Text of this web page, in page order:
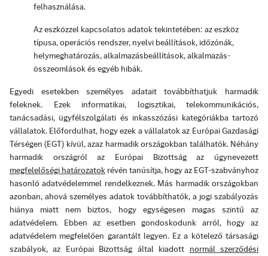
felhasználása.
Az eszközzel kapcsolatos adatok tekintetében: az eszköz
típusa, operációs rendszer, nyelvi beállítások, időzónák,
helymeghatározás, alkalmazásbeállítások, alkalmazás-
összeomlások és egyéb hibák.
Egyedi esetekben személyes adatait továbbíthatjuk harmadik
feleknek. Ezek informatikai, logisztikai, telekommunikációs,
tanácsadási, ügyfélszolgálati és inkasszózási kategóriákba tartozó
vállalatok. Előfordulhat, hogy ezek a vállalatok az Európai Gazdasági
Térségen (EGT) kívül, azaz harmadik országokban találhatók. Néhány
harmadik országról az Európai Bizottság az úgynevezett
megfelelőségi határozatok révén tanúsítja, hogy az EGT-szabványhoz
hasonló adatvédelemmel rendelkeznek. Más harmadik országokban
azonban, ahová személyes adatok továbbíthatók, a jogi szabályozás
hiánya miatt nem biztos, hogy egységesen magas szintű az
adatvédelem. Ebben az esetben gondoskodunk arról, hogy az
adatvédelem megfelelően garantált legyen. Ez a kötelező társasági
szabályok, az Európai Bizottság által kiadott normál szerződési